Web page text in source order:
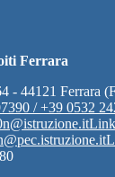
Ferrara
- 44121 Ferrara
/ +39 0532